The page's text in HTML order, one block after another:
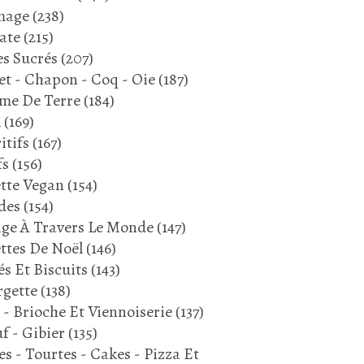
(238)
(215)
Sucrés (207)
- Chapon - Coq - Oie(187)
De Terre(184)
(169)
(167)
(156)
Vegan (154)
(154)
À Travers Le Monde(147)
De Noël(146)
Et Biscuits (143)
(138)
Brioche Et Viennoiserie(137)
- Gibier (135)
- Tourtes - Cakes - Pizza Et